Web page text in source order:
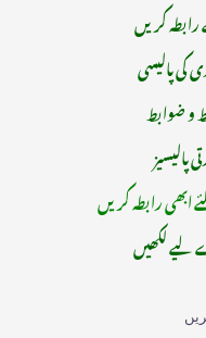
کریں
کی پالیسی
و ضوابط
پالیسیز
ابھی رابطہ کریں
لکھیں